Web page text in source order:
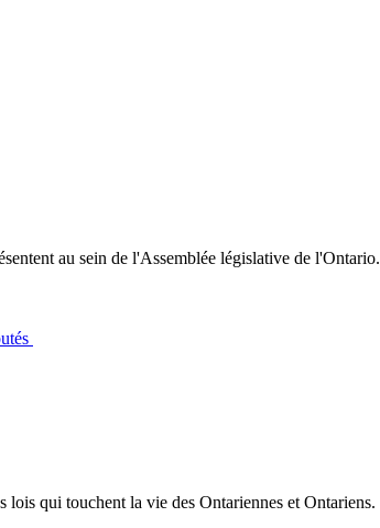
au sein de l'Assemblée législative de l'Ontario.
lois qui touchent la vie des Ontariennes et Ontariens.